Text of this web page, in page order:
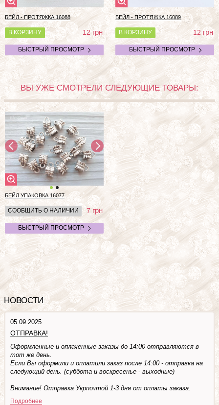
БЕЙЛ - ПРОТЯЖКА 16088
В КОРЗИНУ 12грн
БЫСТРЫЙ ПРОСМОТР
БЕЙЛ - ПРОТЯЖКА 16089
В КОРЗИНУ 12 грн
БЫСТРЫЙ ПРОСМОТР
ВЫ УЖЕ СМОТРЕЛИ СЛЕДУЮЩИЕ ТОВАРЫ:
БЕЙЛ УПАКОВКА 16077
СООБЩИТЬ О НАЛИЧИИ 7 грн
БЫСТРЫЙ ПРОСМОТР
НОВОСТИ
05.09.2025
ОТПРАВКА!
Оформленные и оплаченные заказы до 14:00 отправляются в
тот же день.
Если Вы оформили и оплатили заказ после 14:00 - отправка на
следующий день. (суббота и воскресенье - выходные)
Внимание! Отправка Укрпочтой 1-3 дня от оплаты заказа.
Подробнее